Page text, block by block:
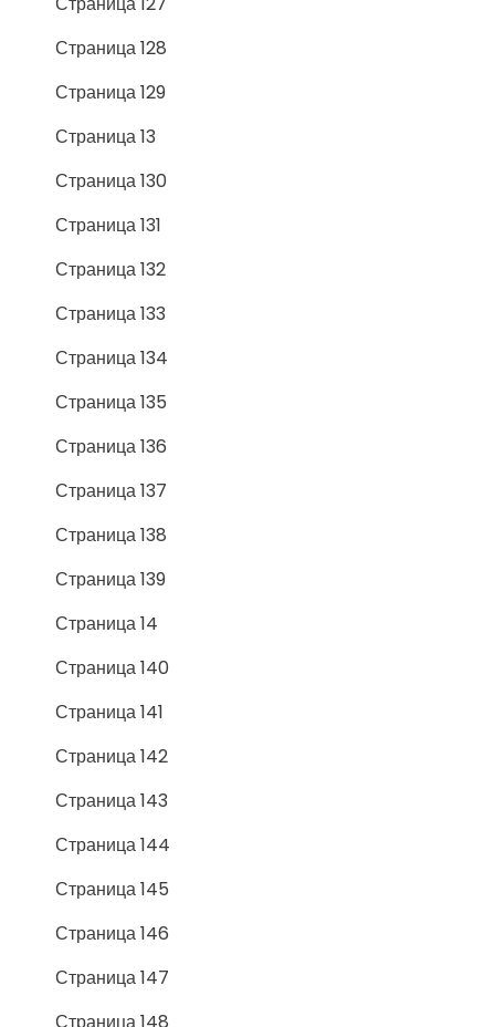
Страница 128
Страница 129
Страница 13
Страница 130
Страница 131
Страница 132
Страница 133
Страница 134
Страница 135
Страница 136
Страница 137
Страница 138
Страница 139
Страница 14
Страница 140
Страница 141
Страница 142
Страница 143
Страница 144
Страница 145
Страница 146
Страница 147